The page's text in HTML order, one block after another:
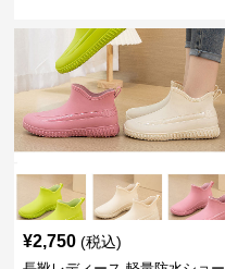
¥2,750 (税込)